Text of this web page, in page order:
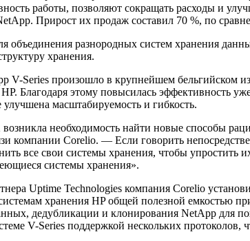
работы, позволяют сокращать расходы и
Прирост их продаж составил 70 %, по
объединения разнородных систем хранения
хранения.
Series произошло в крупнейшем бельгийском
Благодаря этому повысилась эффективность
масштабируемость и гибкость.
возникла необходимость найти новые способы
компании Corelio. — Если говорить
все свои системы хранения, чтобы
системы хранения».
Uptime Technologies компания Corelio
хранения HP общей полезной емкостью
дедубликации и клонирования NetApp для
V-Series поддержкой нескольких